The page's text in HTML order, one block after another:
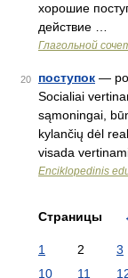
хорошие
действие …
Глагольной
20 поступок —
Socialiai
sąmoningai,
kylančių dėl
visada
Enciklopedinis
Страницы
1 2 3
10
11